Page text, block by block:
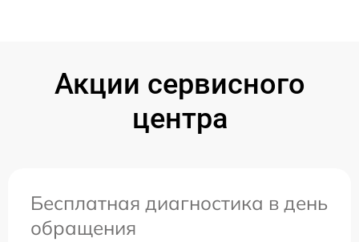
Акции сервисного
центра
Бесплатная диагностика в день
обращения